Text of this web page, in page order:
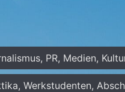
PR, Medien,
Werkstudenten,